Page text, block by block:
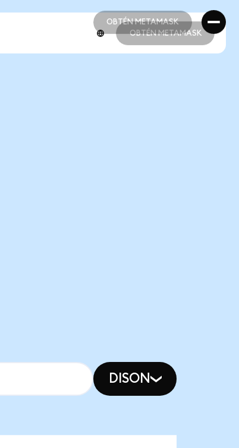
OBTÉN METAMASK
OBTÉN METAMASK
OBTÉN METAMASK
DISON